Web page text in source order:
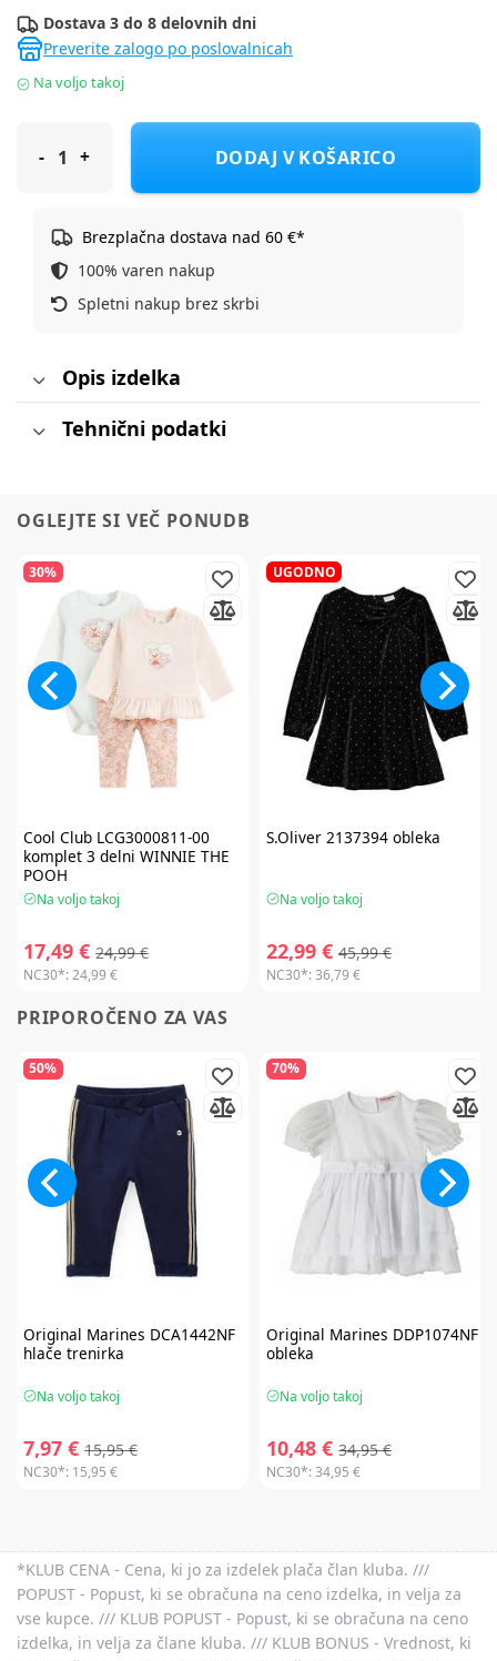
Dostava 3 do 8 delovnih dni
Preverite zalogo po poslovalnicah
Na voljo takoj
Original Marines obleka KR DFP1063NF D Večbarvno 68/74
DODAJ V KOŠARICO
Brezplačna dostava nad 60 €*
100% varen nakup
Spletni nakup brez skrbi
Opis izdelka
Tehnični podatki
OGLEJTE SI VEČ PONUDB
30%
Cool ClubLCG3000811-00
komplet 3 delni WINNIE THE
POOH
Na voljo takoj
17,49 € 24,99 €
NC30*:24,99 €
UGODNO
S.Oliver 2137394 obleka
Na voljo takoj
22,99 € 45,99 €
NC30*:36,79 €
PRIPOROČENO ZA VAS
50%
Original Marines DCA1442NF
hlače trenirka
Na voljo takoj
7,97 € 15,95 €
NC30*: 15,95 €
70%
Original Marines DDP1074NF
obleka
Na voljo takoj
10,48 € 34,95 €
NC30*:34,95 €
*KLUB CENA - Cena, ki jo za izdelek plača član kluba. ///
POPUST - Popust, ki se obračuna na ceno izdelka, in velja za
vse kupce. /// KLUB POPUST - Popust, ki se obračuna na ceno
izdelka, in velja za člane kluba. /// KLUB BONUS - Vrednost, ki